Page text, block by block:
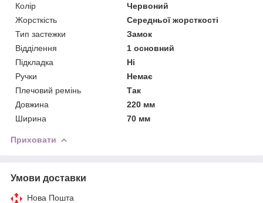
Колір
Червоний
Жорсткість
Середньої жорсткості
Тип застежки
Замок
Відділення
1 основний
Підкладка
Ні
Ручки
Немає
Плечовий ремінь
Так
Довжина
220 мм
Ширина
70 мм
Приховати
Умови доставки
Нова Пошта